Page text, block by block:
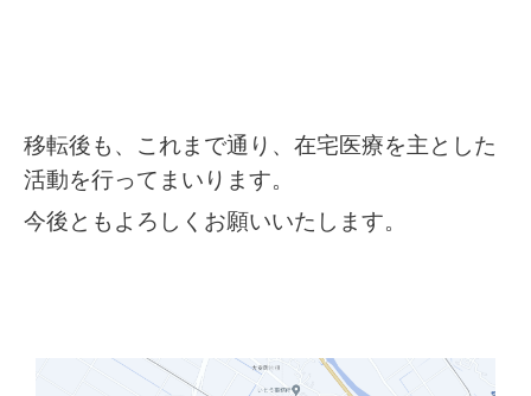
移転後も、これまで通り、在宅医療を主とした
活動を行ってまいります。
今後ともよろしくお願いいたします。